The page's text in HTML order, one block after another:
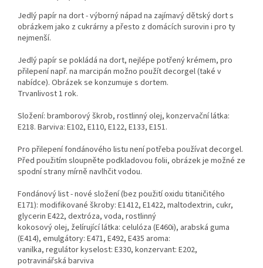
Jedlý papír na dort - výborný nápad na zajímavý dětský dort s
obrázkem jako z cukrárny a přesto z domácích surovin i pro ty
nejmenší.
Jedlý papír se pokládá na dort, nejlépe potřený krémem, pro
přilepení např. na marcipán možno použít decorgel (také v
nabídce). Obrázek se konzumuje s dortem.
Trvanlivost 1 rok.
Složení: bramborový škrob, rostlinný olej, konzervační látka:
E218. Barviva: E102, E110, E122, E133, E151.
Pro přilepení fondánového listu není potřeba používat decorgel.
Před použitím sloupněte podkladovou folii, obrázek je možné ze
spodní strany mírně navlhčit vodou.
Fondánový list - nové složení (bez použití oxidu titaničitého
E171): modifikované škroby: E1412, E1422, maltodextrin, cukr,
glycerin E422, dextróza, voda, rostlinný
kokosový olej, želírující látka: celulóza (E460i), arabská guma
(E414), emulgátory: E471, E492, E435 aroma:
vanilka, regulátor kyselost: E330, konzervant: E202,
potravinářská barviva